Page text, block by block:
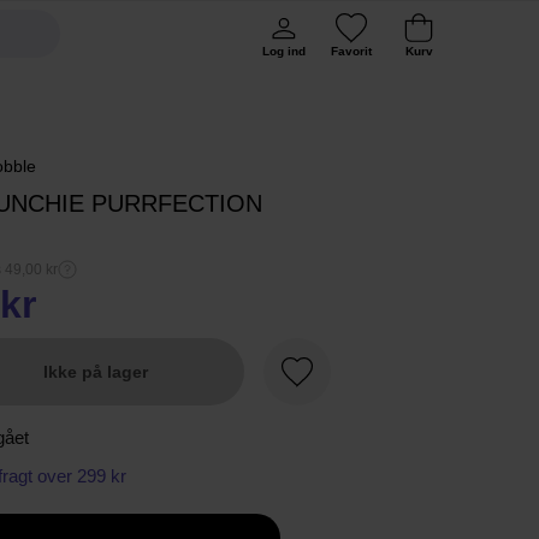
Log ind Favorit Kurv
PURRFECTION
49,00 kr
Ikke på lager
Favorit
over 299 kr